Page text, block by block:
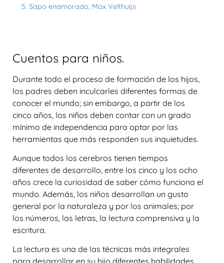
5. Sapo enamorado, Max Velthuijs
Cuentos para niños.
Durante todo el proceso de formación de los hijos,
los padres deben inculcarles diferentes formas de
conocer el mundo; sin embargo, a partir de los
cinco años, los niños deben contar con un grado
mínimo de independencia para optar por las
herramientas que más responden sus inquietudes.
Aunque todos los cerebros tienen tiempos
diferentes de desarrollo, entre los cinco y los ocho
años crece la curiosidad de saber cómo funciona el
mundo. Además, los niños desarrollan un gusto
general por la naturaleza y por los animales; por
los números, las letras, la lectura comprensiva y la
escritura.
La lectura es una de las técnicas más integrales